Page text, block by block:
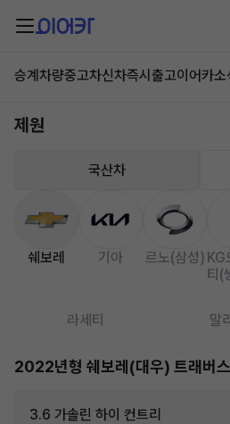
승계차량중고차신차즉시출고이어카소
제원
국산차
쉐보레 기아 르노(삼성) KG
티(
라세티 말
2022년형 쉐보레(대우) 트래버
3.6 가솔린 하이 컨트리